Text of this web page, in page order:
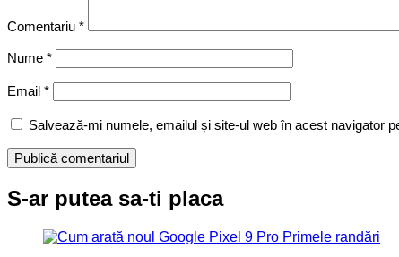
Comentariu *
Nume *
Email *
Salvează-mi numele, emailul și site-ul web în acest navigator
S-ar putea sa-ti placa